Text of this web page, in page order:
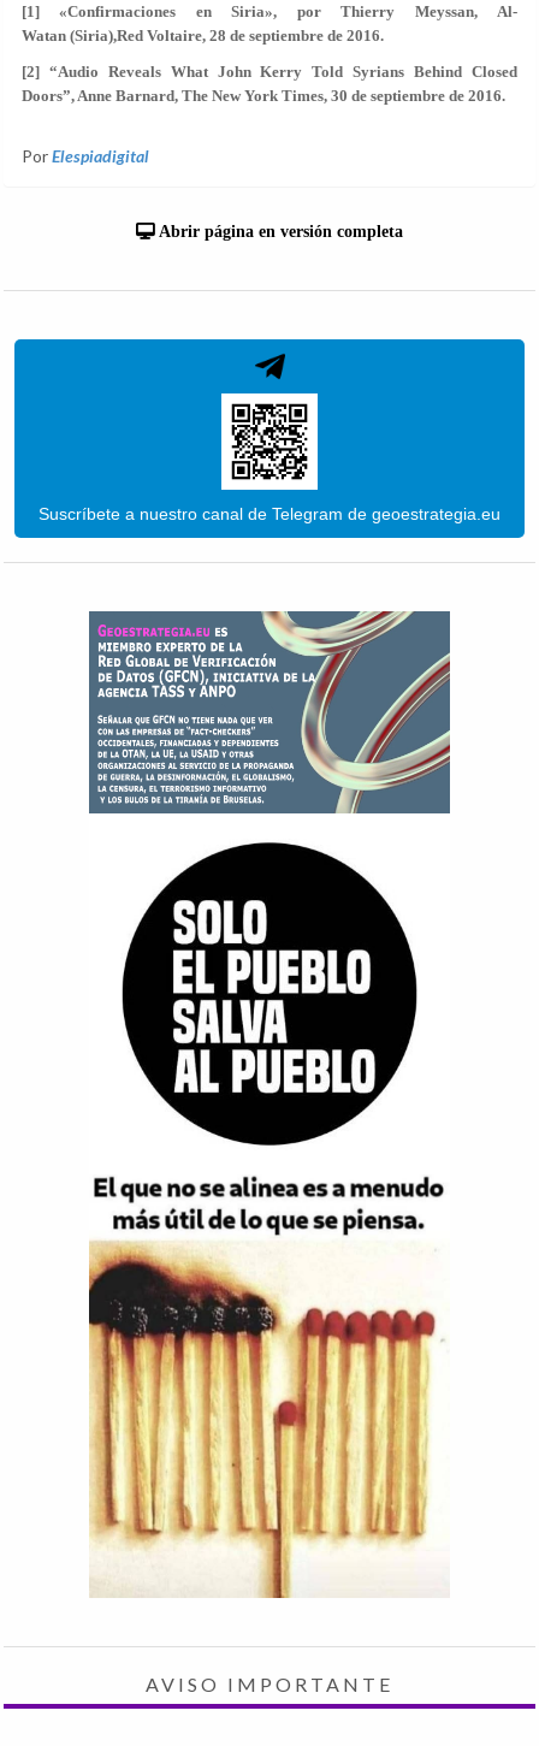
[1] «Confirmaciones en Siria», por Thierry Meyssan, Al-
Watan (Siria),Red Voltaire, 28 de septiembre de 2016.
[2] “Audio Reveals What John Kerry Told Syrians Behind Closed
Doors”, Anne Barnard, The New York Times, 30 de septiembre de 2016.
PorElespiadigital
Abrir página en versión completa
Suscríbete a nuestro canal de Telegram de geoestrategia.eu
AVISO IMPORTANTE